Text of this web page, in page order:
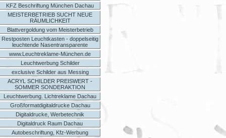
KFZ Beschriftung München Dachau
MEISTERBETRIEB SUCHT NEUE
RÄUMLICHKEIT
Blattvergoldung vom Meisterbetrieb
Restposten Leuchtkasten - doppelseitig
leuchtende Nasentransparente
www.Leuchtreklame-München.de
Leuchtwerbung Schilder
exclusive Schilder aus Messing
ACRYL SCHILDER PREISWERT -
SOMMER SONDERAKTION
Leuchtwerbung. Lichtreklame Dachau
Großformatdigitaldrucke Dachau
Digitaldrucke, Werbetechnik
Digitaldruck Raum Dachau
Autobeschriftung, Kfz-Werbung